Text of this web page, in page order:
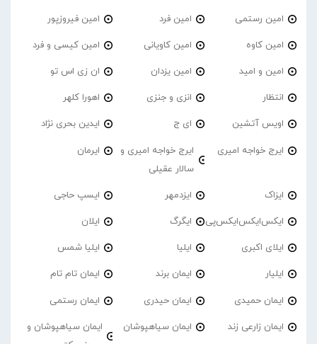
امین رستمی امین فرد امین فیروزپور
امین کاوه امین کاویانی امین کیسی و فرد
امین و امید امین یزدان ان زی اس تو
انتظار انزی و جنزی اهورا کلهر
اویس آتشین ای ج ایدین بحری نژاد
ایرج خواجه امیری
ایرج خواجه امیری و
سالار عقیلی
ایرمان
ایزاک ایزدمهر ایسپ حاجی
ایکس‌ایکس‌ایکس‌پی ایگرگ ایلان
ایلای اکبری ایلیا ایلیا شمس
ایلیار ایمان برند ایمان تام تام
ایمان حمیدی ایمان حیدری ایمان رستمی
ایمان زارعی زند ایمان سیاهپوشان
ایمان سیاهپوشان و